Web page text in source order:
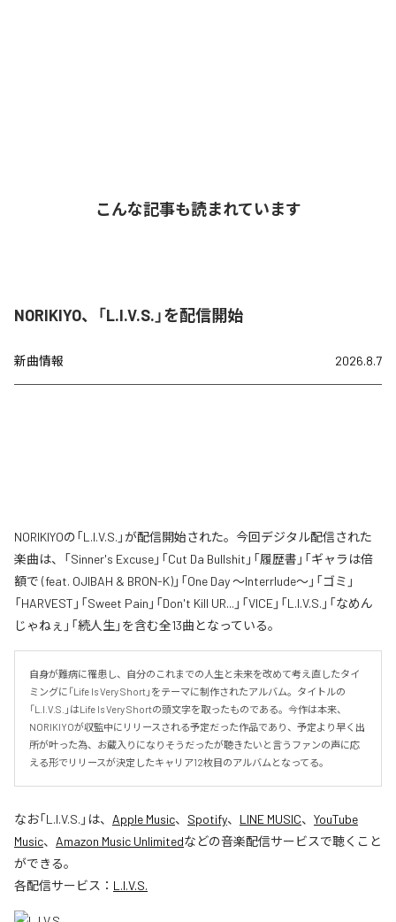
こんな記事も読まれています
NORIKIYO、「L.I.V.S.」を配信開始
新曲情報 2026.8.7
NORIKIYOの「L.I.V.S.」が配信開始された。今回デジタル配信された
楽曲は、「Sinner's Excuse」「Cut Da Bullshit」「履歴書」「ギャラは倍
額で (feat. OJIBAH & BRON-K)」「One Day ～Interrlude～」「ゴミ」
「HARVEST」「Sweet Pain」「Don't Kill UR...」「VICE」「L.I.V.S.」「なめん
じゃねぇ」「続人生」を含む全13曲となっている。
自身が難病に罹患し、自分のこれまでの人生と未来を改めて考え直したタイ
ミングに「Life Is Very Short」をテーマに制作されたアルバム。タイトルの
「L.I.V.S.」はLife Is Very Shortの頭文字を取ったものである。今作は本来、
NORIKIYOが収監中にリリースされる予定だった作品であり、予定より早く出
所が叶った為、お蔵入りになりそうだったが聴きたいと言うファンの声に応
える形でリリースが決定したキャリア12枚目のアルバムとなってる。
なお「L.I.V.S. 」は、 Apple Music、 Spotify、 LINE MUSIC、 YouTube
Music、 Amazon Music Unlimitedなどの音楽配信サービスで聴くこと
ができる。
各配信サービス： L.I.V.S.